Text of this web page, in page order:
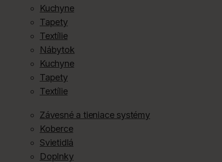
Kuchyne
Tapety
Textílie
Nábytok
Kuchyne
Tapety
Textílie
Závesné a tieniace systémy
Koberce
Svietidlá
Doplnky